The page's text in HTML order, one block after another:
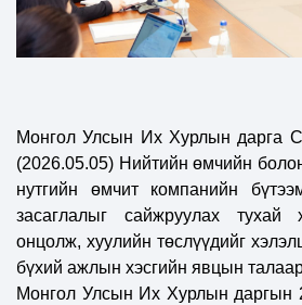
Монгол Улсын Их Хурлын дарга
(2026.05.05) Нийтийн өмчийн
нутгийн өмчит компанийн
засаглалыг сайжруулах тухай
онцолж, хуулийн төслүүдийг
бүхий ажлын хэсгийн явцын
Монгол Улсын Их Хурлын даргын